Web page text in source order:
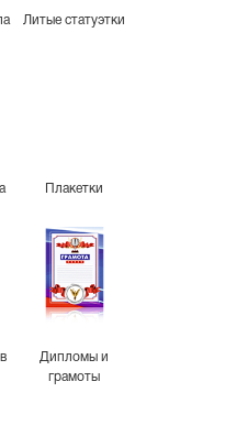
Литые статуэтки
Плакетки
Дипломы и
грамоты